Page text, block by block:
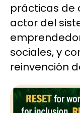
prácticas de
actor del
sociales, y
reinvención